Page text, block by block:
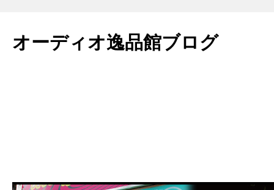
テ
ン
オーディオ逸品館ブログ